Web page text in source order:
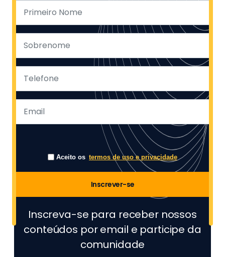
Aceito os termos de uso e privacidade
Inscrever-se
Inscreva-se para receber nossos
conteúdos por email e participe da
comunidade